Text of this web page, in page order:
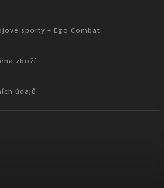
sporty – Ego Combat
zboží
údajů